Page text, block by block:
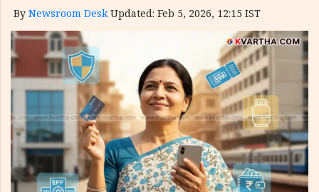
By Newsroom Desk Updated: Feb 5, 2026, 12:15 IST